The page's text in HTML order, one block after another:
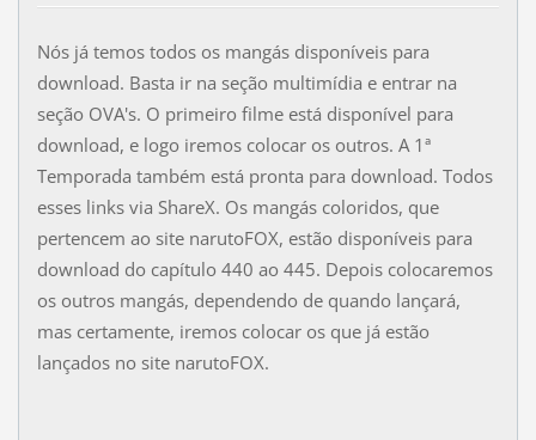
Nós já temos todos os mangás disponíveis para
download. Basta ir na seção multimídia e entrar na
seção OVA's. O primeiro filme está disponível para
download, e logo iremos colocar os outros. A 1ª
Temporada também está pronta para download. Todos
esses links via ShareX. Os mangás coloridos, que
pertencem ao site narutoFOX, estão disponíveis para
download do capítulo 440 ao 445. Depois colocaremos
os outros mangás, dependendo de quando lançará,
mas certamente, iremos colocar os que já estão
lançados no site narutoFOX.